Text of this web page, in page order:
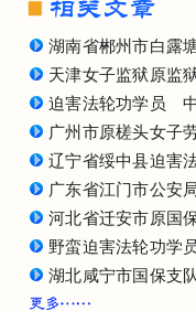
湖南省郴州市白露
天津女子监狱原监
迫害法轮功学员
广州市原槎头女子
辽宁省绥中县迫害
广东省江门市公安
河北省迁安市原国
野蛮迫害法轮功学
湖北咸宁市国保支